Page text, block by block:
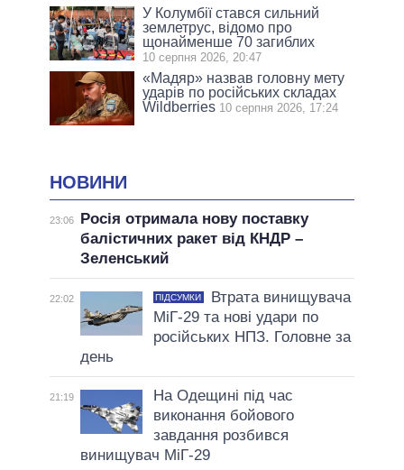
У Колумбії стався сильний
землетрус, відомо про
щонайменше 70 загиблих
10 серпня 2026, 20:47
«Мадяр» назвав головну мету
ударів по російських складах
Wildberries 10 серпня 2026, 17:24
НОВИНИ
23:06
Росія отримала нову поставку
балістичних ракет від КНДР –
Зеленський
22:02 ПІДСУМКИ
Втрата винищувача
МіГ-29 та нові удари по
російських НПЗ. Головне за
день
21:19
На Одещині під час
виконання бойового
завдання розбився
винищувач МіГ-29